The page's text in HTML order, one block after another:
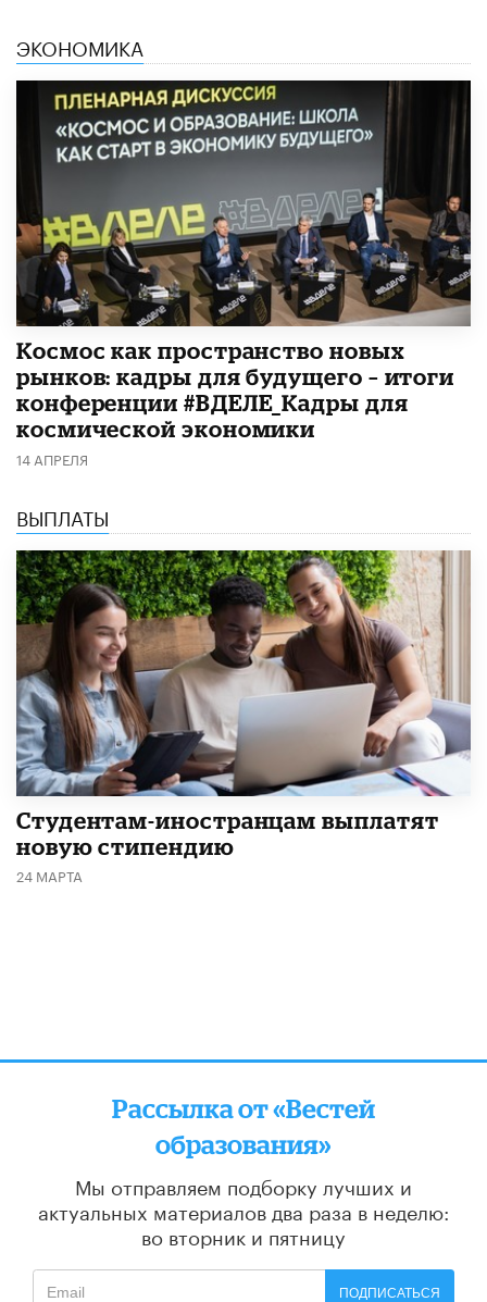
ЭКОНОМИКА
Космос как пространство новых
рынков: кадры для будущего – итоги
конференции #ВДЕЛЕ_Кадры для
космической экономики
14 АПРЕЛЯ
ВЫПЛАТЫ
Студентам-иностранцам выплатят
новую стипендию
24 МАРТА
Рассылка от «Вестей
образования»
Мы отправляем подборку лучших и
актуальных материалов два раза в неделю:
во вторник и пятницу
ПОДПИСАТЬСЯ